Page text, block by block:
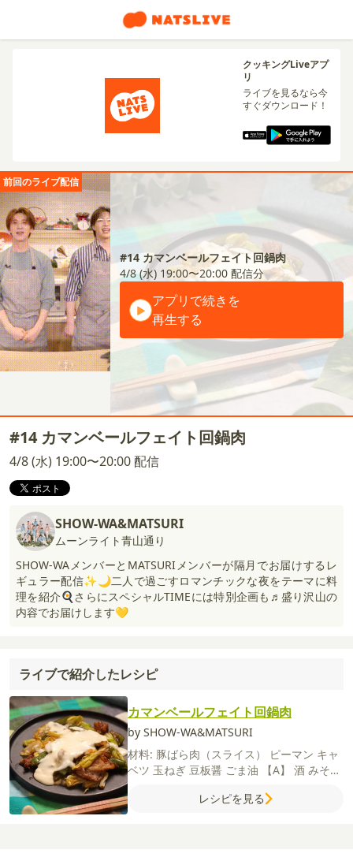
クッキングLiveアプ
リ
ライブを見るなら今
すぐダウンロード！
前回のライブ配信
#14 カマンベールフェイト回鍋肉
4/8 (水) 19:00〜20:00 配信分
アプリで続きを
再生する
#14 カマンベールフェイト回鍋肉
4/8 (水) 19:00〜20:00 配信
SHOW-WA&MATSURI
ムーンライト青山通り
SHOW-WAメンバーとMATSURIメンバーが隔月でお届けするレ
ギュラー配信✨🌙二人で過ごすロマンチックな夜をテーマに料
理を紹介🍳さらにスペシャルTIMEには特別企画も♬盛り沢山の
内容でお届けします💛
ライブで紹介したレシピ
カマンベールフェイト回鍋肉
by SHOW-WA&MATSURI
材料: 豚ばら肉（スライス） ピーマン キャ
ベツ 玉ねぎ 豆板醤 ごま油 【A】 酒 みそ
にんにく（すりおろし）しょうが（すりお
レシピを見る